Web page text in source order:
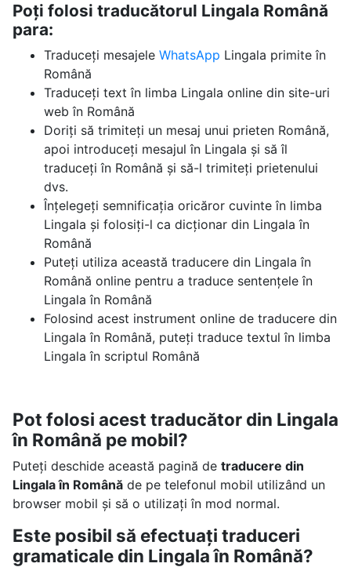
Poți folosi traducătorul Lingala Română
para:
Traduceți mesajele WhatsApp Lingala primite în
Română
Traduceți text în limba Lingala online din site-uri
web în Română
Doriți să trimiteți un mesaj unui prieten Română,
apoi introduceți mesajul în Lingala și să îl
traduceți în Română și să-l trimiteți prietenului
dvs.
Înțelegeți semnificația oricăror cuvinte în limba
Lingala și folosiți-l ca dicționar din Lingala în
Română
Puteți utiliza această traducere din Lingala în
Română online pentru a traduce sentențele în
Lingala în Română
Folosind acest instrument online de traducere din
Lingala în Română, puteți traduce textul în limba
Lingala în scriptul Română
Pot folosi acest traducător din Lingala
în Română pe mobil?
Puteți deschide această pagină de traducere din
Lingala în Românăde pe telefonul mobil utilizând un
browser mobil și să o utilizați în mod normal.
Este posibil să efectuați traduceri
gramaticale din Lingala în Română?